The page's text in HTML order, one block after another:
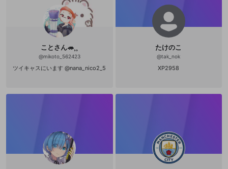
ことさん🦔⸒⸒
@mikoto_562423
ツイキャスにいます @nana_nico2_5
たけのこ
@tak_nok
XP2958